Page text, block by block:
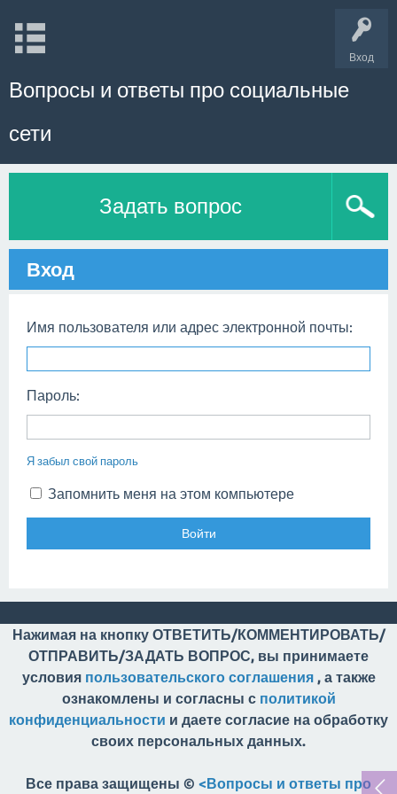
Вход
Вопросы и ответы про социальные
сети
Задать вопрос
Вход
Имя пользователя или адрес электронной почты:
Пароль:
Я забыл свой пароль
Запомнить меня на этом компьютере
Нажимая на кнопку ОТВЕТИТЬ/КОММЕНТИРОВАТЬ/
ОТПРАВИТЬ/ЗАДАТЬ ВОПРОС, вы принимаете
условия пользовательского соглашения, а также
ознакомлены и согласны с политикой
конфиденциальности и даете согласие на обработку
своих персональных данных.
Все права защищены © <Вопросы и ответы про